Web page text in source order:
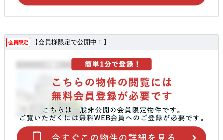
会員限定 【会員様限定で公開中！】